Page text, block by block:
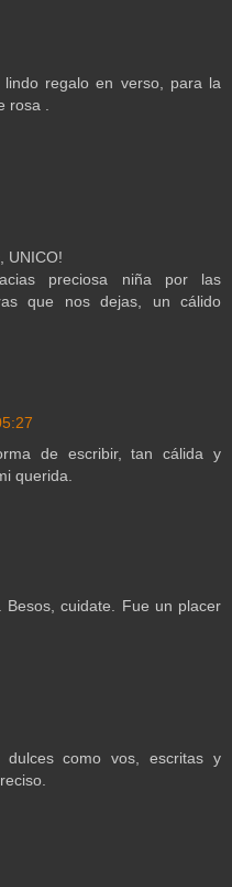
regalo en verso, para la
rosa .
UNICO!
preciosa niña por las
que nos dejas, un cálido
de escribir, tan cálida y
querida.
Besos, cuidate. Fue un placer
dulces como vos, escritas y